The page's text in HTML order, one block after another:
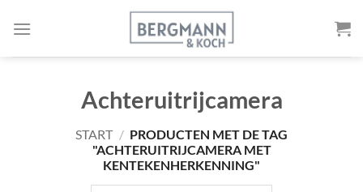
Achteruitrijcamera
START / PRODUCTEN MET DE TAG
"ACHTERUITRIJCAMERA MET
KENTEKENHERKENNING"